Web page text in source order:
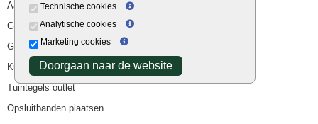
Technische cookies
Analytische cookies
Marketing cookies
Doorgaan naar de website
Aanbiedingen
Goedkope bestrating
Goedkope tuintegels
Kunstgras
Tuintegels outlet
Opsluitbanden plaatsen